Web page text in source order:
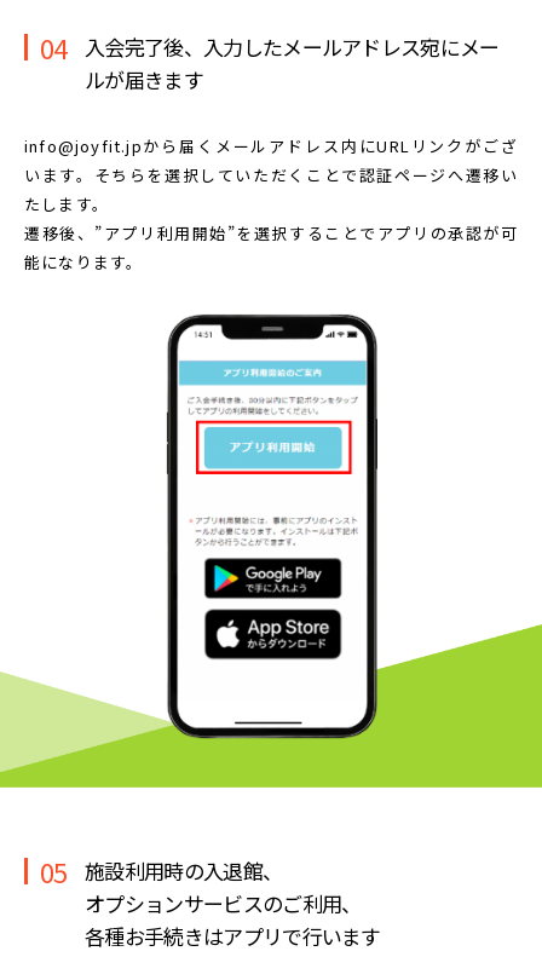
04 入会完了後、入力したメールアドレス宛にメー
ルが届きます
info@joyfit.jpから届くメールアドレス内にURLリンクがござ
います。 そちらを選択していただくことで認証ページへ遷移い
たします。
遷移後、”アプリ利用開始”を選択することで アプリの承認が可
能になります。
05 施設利用時の入退館、
オプションサービスのご利用、
各種お手続きはアプリで行います